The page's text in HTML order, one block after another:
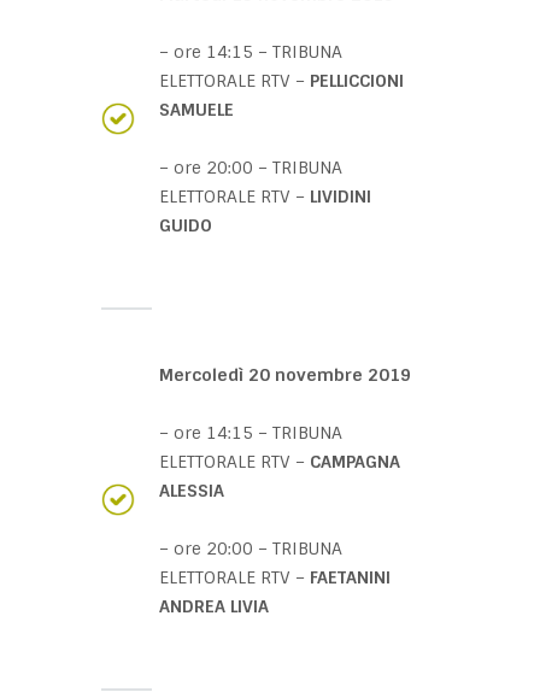
– ore 14:15 – TRIBUNA
ELETTORALE RTV – PELLICCIONI
SAMUELE
– ore 20:00 – TRIBUNA
ELETTORALE RTV – LIVIDINI
GUIDO
Mercoledì 20 novembre 2019
– ore 14:15 – TRIBUNA
ELETTORALE RTV – CAMPAGNA
ALESSIA
– ore 20:00 – TRIBUNA
ELETTORALE RTV – FAETANINI
ANDREA LIVIA